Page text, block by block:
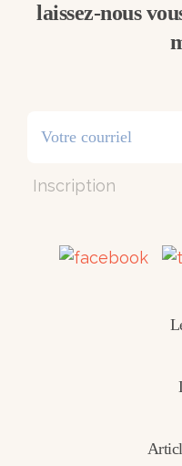
laissez-nous
Inscription